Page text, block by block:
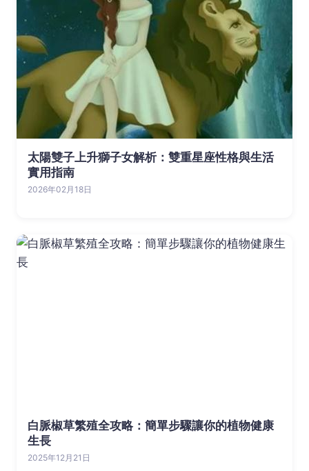
太陽雙子上升獅子女解析：雙重星座性格與生活
實用指南
2026年02月18日
白脈椒草繁殖全攻略：簡單步驟讓你的植物健康
生長
2025年12月21日